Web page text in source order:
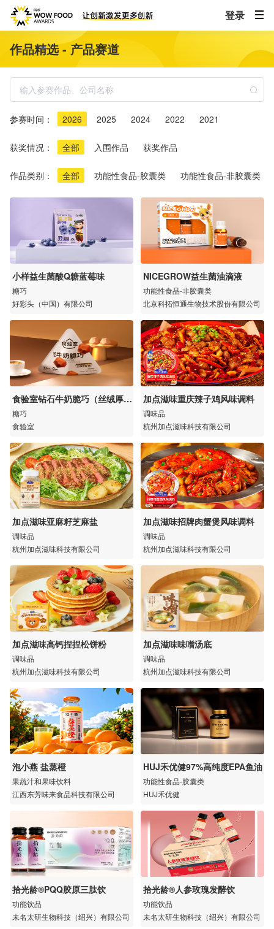
登录
作品精选 - 产品赛道
参赛时间： 2026 2025 2024 2022 2021
获奖情况： 全部 入围作品 获奖作品
作品类别： 全部 功能性食品-胶囊类 功能性食品-非胶囊类
小样益生菌酸Q糖蓝莓味
糖巧
好彩头（中国）有限公司
NICEGROW益生菌油滴液
功能性食品-非胶囊类
北京科拓恒通生物技术股份有限公司
食验室钻石牛奶脆巧（丝绒厚奶
味）
糖巧
食验室
加点滋味重庆辣子鸡风味调料
调味品
杭州加点滋味科技有限公司
加点滋味亚麻籽芝麻盐
调味品
杭州加点滋味科技有限公司
加点滋味招牌肉蟹煲风味调料
调味品
杭州加点滋味科技有限公司
加点滋味高钙捏捏松饼粉
调味品
杭州加点滋味科技有限公司
加点滋味味噌汤底
调味品
杭州加点滋味科技有限公司
泡小燕 盐蒸橙
果蔬汁和果味饮料
江西东芳味来食品科技有限公司
HUJ禾优健97%高纯度EPA鱼油
功能性食品-胶囊类
HUJ禾优健
拾光龄®PQQ胶原三肽饮
功能饮品
未名太研生物科技（绍兴）有限公司
拾光龄®人参玫瑰发酵饮
功能饮品
未名太研生物科技（绍兴）有限公司